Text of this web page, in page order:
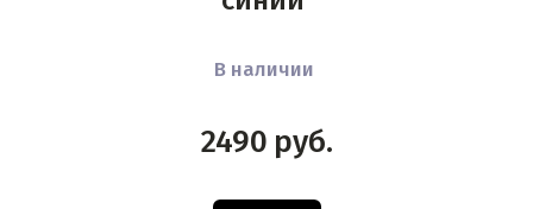
В наличии
2490 руб.